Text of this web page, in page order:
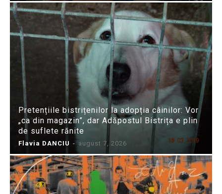
Pretențiile bistrițenilor la adopția câinilor: Vor
„ca din magazin”, dar Adăpostul Bistrița e plin
de suflete rănite
Flavia DANCIU - august 7, 2026